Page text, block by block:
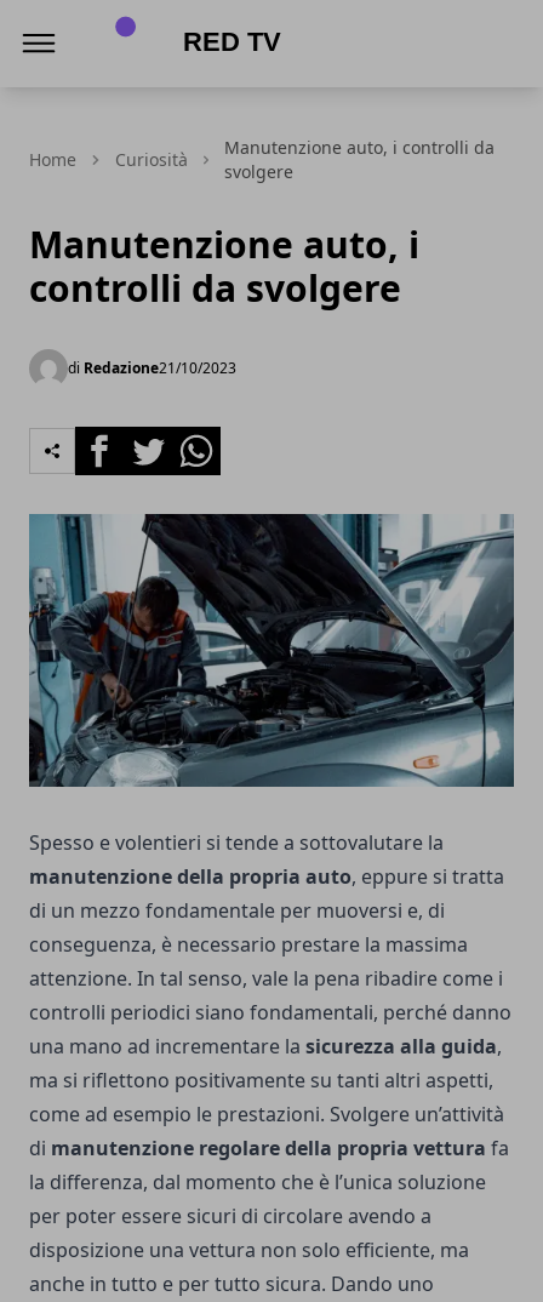
Home Curiosità
Manutenzione auto, i controlli da
svolgere
Manutenzione auto, i
controlli da svolgere
di Redazione21/10/2023
FacebookTwitterWhatsapp
Spesso e volentieri si tende a sottovalutare la
manutenzione della propria auto, eppure si tratta
di un mezzo fondamentale per muoversi e, di
conseguenza, è necessario prestare la massima
attenzione. In tal senso, vale la pena ribadire come i
controlli periodici siano fondamentali, perché danno
una mano ad incrementare la sicurezza alla guida,
ma si riflettono positivamente su tanti altri aspetti,
come ad esempio le prestazioni. Svolgere un’attività
di manutenzione regolare della propria vettura fa
la differenza, dal momento che è l’unica soluzione
per poter essere sicuri di circolare avendo a
disposizione una vettura non solo efficiente, ma
anche in tutto e per tutto sicura. Dando uno